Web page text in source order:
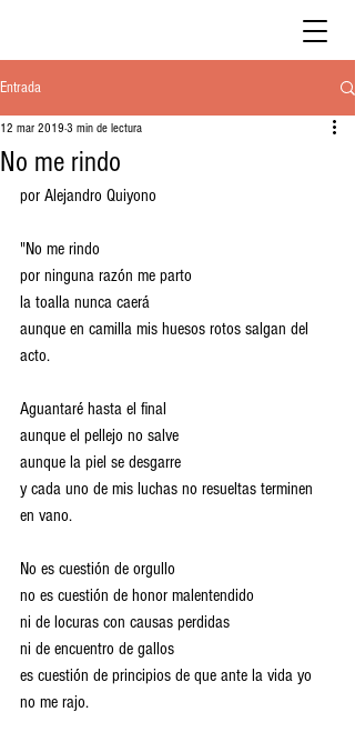
Entrada
No me rindo
12 mar 2019 3 min de lectura
por Alejandro Quiyono
"No me rindo
por ninguna razón me parto
la toalla nunca caerá
aunque en camilla mis huesos rotos salgan del
acto.
Aguantaré hasta el final
aunque el pellejo no salve
aunque la piel se desgarre
y cada uno de mis luchas no resueltas terminen
en vano.
No es cuestión de orgullo
no es cuestión de honor malentendido
ni de locuras con causas perdidas
ni de encuentro de gallos
es cuestión de principios de que ante la vida yo
no me rajo.